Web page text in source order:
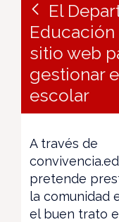
El
sitio web
gestionar
escolar
A través de
pretende
la comunidad
el buen trato